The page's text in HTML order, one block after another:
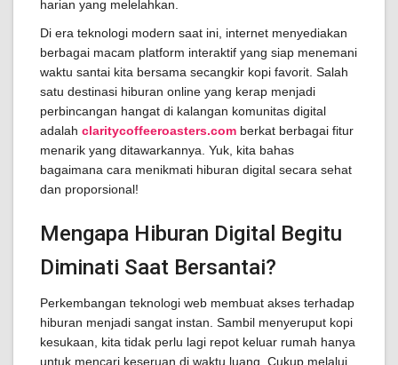
harian yang melelahkan.
Di era teknologi modern saat ini, internet menyediakan
berbagai macam platform interaktif yang siap menemani
waktu santai kita bersama secangkir kopi favorit. Salah
satu destinasi hiburan online yang kerap menjadi
perbincangan hangat di kalangan komunitas digital
adalah claritycoffeeroasters.com berkat berbagai fitur
menarik yang ditawarkannya. Yuk, kita bahas
bagaimana cara menikmati hiburan digital secara sehat
dan proporsional!
Mengapa Hiburan Digital Begitu
Diminati Saat Bersantai?
Perkembangan teknologi web membuat akses terhadap
hiburan menjadi sangat instan. Sambil menyeruput kopi
kesukaan, kita tidak perlu lagi repot keluar rumah hanya
untuk mencari keseruan di waktu luang. Cukup melalui